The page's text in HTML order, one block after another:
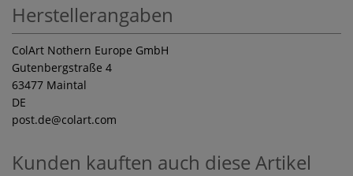
Herstellerangaben
ColArt Nothern Europe GmbH
Gutenbergstraße 4
63477 Maintal
DE
post.de@colart.com
Kunden kauften auch diese Artikel